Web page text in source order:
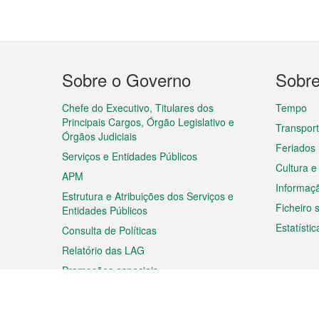
Menu
do
rodapé
Sobre o Governo
Chefe do Executivo, Titulares dos
Principais Cargos, Órgão Legislativo e
Órgãos Judiciais
Serviços e Entidades Públicos
APM
Estrutura e Atribuições dos Serviços e
Entidades Públicos
Consulta de Políticas
Relatório das LAG
Promoções especiais
Tempo
Feriados
Cultura
Ficheiro